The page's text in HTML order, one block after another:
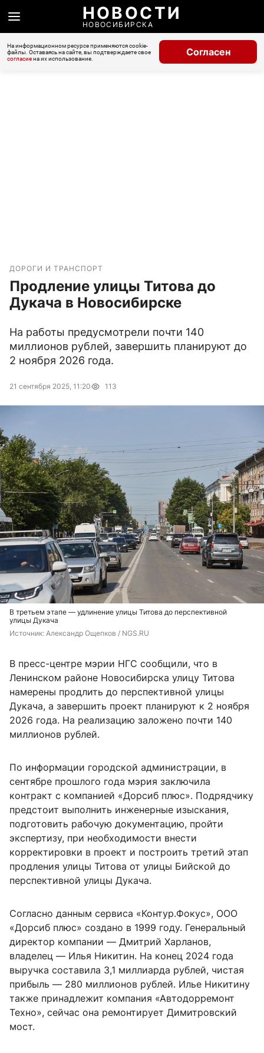
НОВОСТИ
НОВОСИБИРСКА
На информационном ресурсе применяются cookie-
файлы. Оставаясь на сайте, вы подтверждаете свое
согласиена их использование.
Согласен
ДОРОГИ И ТРАНСПОРТ
Продление улицы Титова до
Дукача в Новосибирске
На работы предусмотрели почти 140
миллионов рублей, завершить планируют до
2 ноября 2026 года.
21 сентября 2025, 11:20 113
В третьем этапе — удлинение улицы Титова до перспективной
улицы Дукача
Источник: Александр Ощепков / NGS.RU
В пресс-центре мэрии НГС сообщили, что в
Ленинском районе Новосибирска улицу Титова
намерены продлить до перспективной улицы
Дукача, а завершить проект планируют к 2 ноября
2026 года. На реализацию заложено почти 140
миллионов рублей.
По информации городской администрации, в
сентябре прошлого года мэрия заключила
контракт с компанией «Дорсиб плюс». Подрядчику
предстоит выполнить инженерные изыскания,
подготовить рабочую документацию, пройти
экспертизу, при необходимости внести
корректировки в проект и построить третий этап
продления улицы Титова от улицы Бийской до
перспективной улицы Дукача.
Согласно данным сервиса «Контур.Фокус», ООО
«Дорсиб плюс» создано в 1999 году. Генеральный
директор компании — Дмитрий Харланов,
владелец — Илья Никитин. На конец 2024 года
выручка составила 3,1 миллиарда рублей, чистая
прибыль — 280 миллионов рублей. Илье Никитину
также принадлежит компания «Автодорремонт
Техно», сейчас она ремонтирует Димитровский
мост.